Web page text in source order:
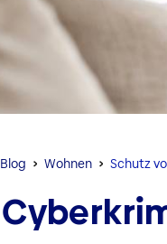
Blog Wohnen Schutz